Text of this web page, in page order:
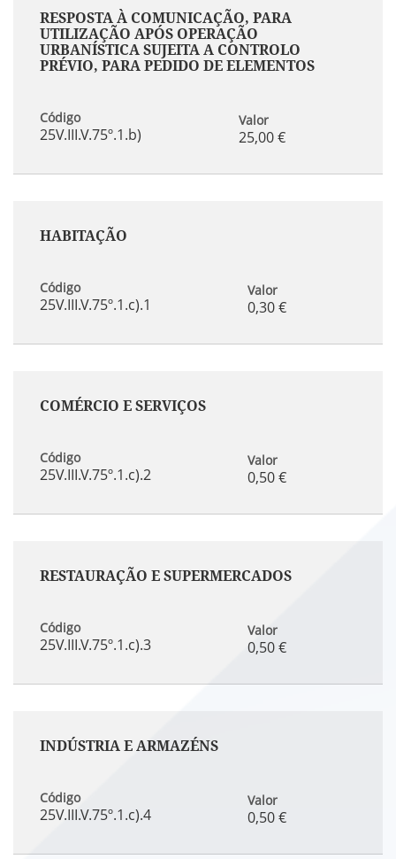
Código
25V.III.V.75º.1.b)
RESPOSTA À COMUNICAÇÃO, PARA
UTILIZAÇÃO APÓS OPERAÇÃO
URBANÍSTICA SUJEITA A CONTROLO
PRÉVIO, PARA PEDIDO DE ELEMENTOS
Valor
25,00 €
Código
25V.III.V.75º.1.c).1
HABITAÇÃO
Valor
0,30 €
Código
25V.III.V.75º.1.c).2
COMÉRCIO E SERVIÇOS
Valor
0,50 €
Código
25V.III.V.75º.1.c).3
RESTAURAÇÃO E SUPERMERCADOS
Valor
0,50 €
Código
25V.III.V.75º.1.c).4
INDÚSTRIA E ARMAZÉNS
Valor
0,50 €